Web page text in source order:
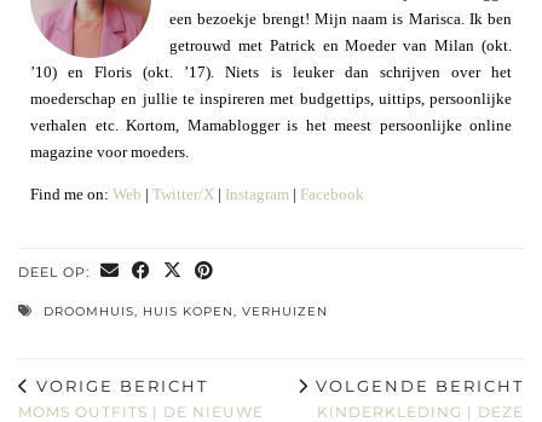
een bezoekje brengt! Mijn naam is Marisca. Ik ben
getrouwd met Patrick en Moeder van Milan (okt.
’10) en Floris (okt. ’17). Niets is leuker dan schrijven over het
moederschap en jullie te inspireren met budgettips, uittips, persoonlijke
verhalen etc. Kortom, Mamablogger is het meest persoonlijke online
magazine voor moeders.
Find me on: Web | Twitter/X | Instagram | Facebook
DEEL OP:
DROOMHUIS, HUIS KOPEN, VERHUIZEN
VORIGE BERICHT
MOMS OUTFITS | DE NIEUWE
VOLGENDE BERICHT
KINDERKLEDING | DEZE